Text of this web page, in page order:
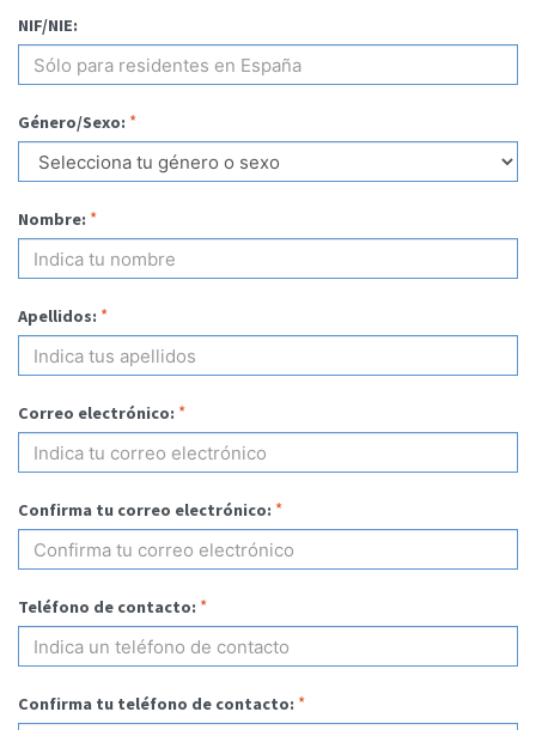
NIF/NIE:
Género/Sexo: *
Nombre: *
Apellidos: *
Correo electrónico: *
Confirma tu correo electrónico: *
Teléfono de contacto: *
Confirma tu teléfono de contacto: *